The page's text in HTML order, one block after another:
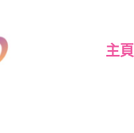
主頁